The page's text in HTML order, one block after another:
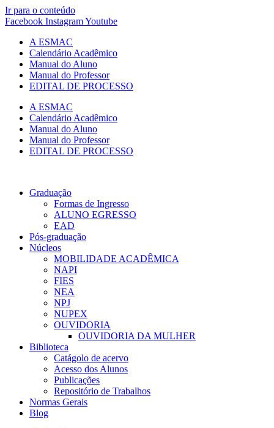
Ir para o conteúdo
Facebook InstagramYoutube
A ESMAC
Calendário Acadêmico
Manual do Aluno
Manual do Professor
EDITAL DE PROCESSO
A ESMAC
Calendário Acadêmico
Manual do Aluno
Manual do Professor
EDITAL DE PROCESSO
Graduação
Formas de Ingresso
ALUNO EGRESSO
EAD
Pós-graduação
Núcleos
MOBILIDADE ACADÊMICA
NAPI
FIES
NEA
NPJ
NUPEX
OUVIDORIA
OUVIDORIA DA MULHER
Biblioteca
Catágolo de acervo
Acesso dos Alunos
Publicações
Repositório de Trabalhos
Normas Gerais
Blog